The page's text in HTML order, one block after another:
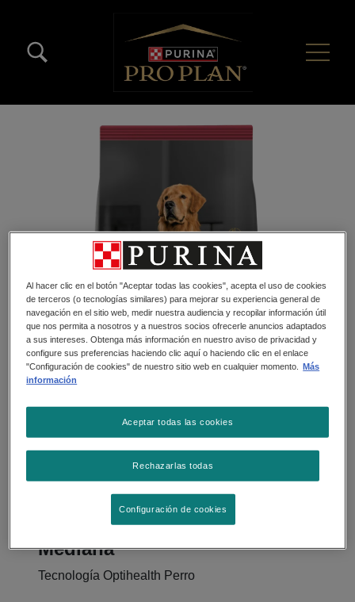
Purina Pro Plan Adulto Raza
Mediana
Tecnología Optihealth Perro
Al hacer clic en el botón "Aceptar todas las cookies", acepta el uso de cookies
de terceros (o tecnologías similares) para mejorar su experiencia general de
navegación en el sitio web, medir nuestra audiencia y recopilar información útil
que nos permita a nosotros y a nuestros socios ofrecerle anuncios adaptados
a sus intereses. Obtenga más información en nuestro aviso de privacidad y
configure sus preferencias haciendo clic aquí o haciendo clic en el enlace
"Configuración de cookies" de nuestro sitio web en cualquier momento.
Más
información
Rechazarlas todas
Aceptar todas las cookies
Configuración de cookies